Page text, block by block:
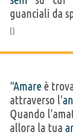
guanciali da
“Amare è
attraverso l'
Quando
allora la tua